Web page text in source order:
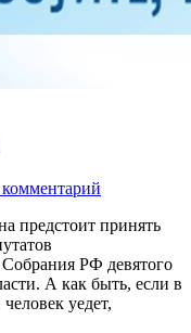
предстоит принять
РФ девятого
А как быть, если в
уедет,